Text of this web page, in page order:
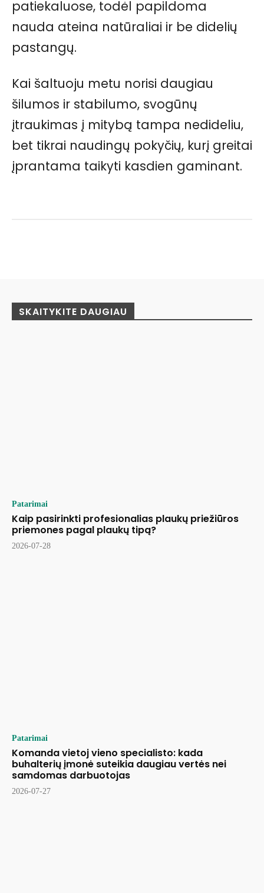
patiekaluose, todėl papildoma
nauda ateina natūraliai ir be didelių
pastangų.
Kai šaltuoju metu norisi daugiau
šilumos ir stabilumo, svogūnų
įtraukimas į mitybą tampa nedideliu,
bet tikrai naudingų pokyčių, kurį greitai
įprantama taikyti kasdien gaminant.
SKAITYKITE DAUGIAU
Patarimai
Kaip pasirinkti profesionalias plaukų priežiūros
priemones pagal plaukų tipą?
2026-07-28
Patarimai
Komanda vietoj vieno specialisto: kada
buhalterių įmonė suteikia daugiau vertės nei
samdomas darbuotojas
2026-07-27